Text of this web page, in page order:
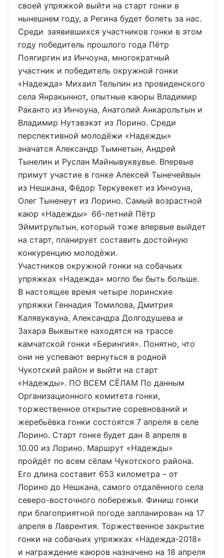
своей упряжкой выйти на старт гонки в
нынешнем году, а Регина будет болеть за нас.
Среди заявившихся участников гонки в этом
году победитель прошлого года Пётр
Поягиргин из Инчоуна, многократный
участник и победитель окружной гонки
«Надежда» Михаил Тельпин из провиденского
села Янракыннот, опытные каюры Владимир
Раканто из Инчоуна, Анатолий Анкарольтын и
Владимир Нутэвэкэт из Лорино. Среди
перспективной молодёжи «Надежды»
значатся Александр Тымнетын, Андрей
Тынелин и Руслан Майнывуквувье. Впервые
примут участие в гонке Алексей Тынечейвын
из Нешкана, Фёдор Теркувекет из Инчоуна,
Олег Тыненеут из Лорино. Самый возрастной
каюр «Надежды» 66-летний Пётр
Эймитрультын, который тоже впервые выйдет
на старт, планирует составить достойную
конкуренцию молодёжи.
Участников окружной гонки на собачьих
упряжках «Надежда» могло бы быть больше.
В настоящее время четыре лоринские
упряжки Геннадия Томилова, Дмитрия
Калявуквуна, Александра Долгодушева и
Захара Выквытке находятся на трассе
камчатской гонки «Берингия». Понятно, что
они не успевают вернуться в родной
Чукотский район и выйти на старт
«Надежды». ПО ВСЕМ СЁЛАМ По данным
Организационного комитета гонки,
торжественное открытие соревнований и
жеребьёвка гонки состоятся 7 апреля в селе
Лорино. Старт гонке будет дан 8 апреля в
10.00 из Лорино. Маршрут «Надежды»
пройдёт по всем сёлам Чукотского района.
Его длина составит 653 километра – от
Лорино до Нешкана, самого отдалённого села
северо-восточного побережья. Финиш гонки
при благоприятной погоде запланирован на 17
апреля в Лаврентия. Торжественное закрытие
гонки на собачьих упряжках «Надежда-2018»
и награждение каюров назначено на 18 апреля